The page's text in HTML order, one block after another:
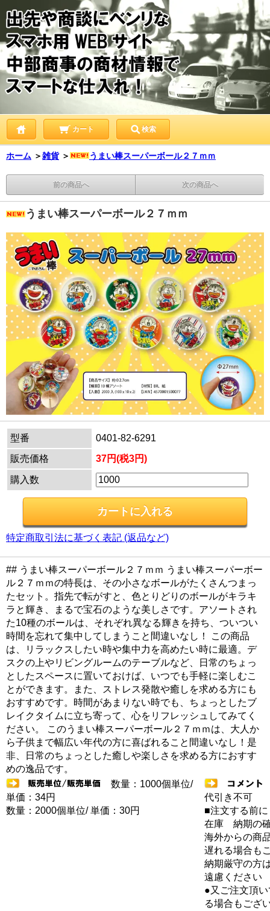
カート 検索
ホーム ＞雑貨 ＞ うまい棒スーパーボール２７ｍｍ
前の商品へ 次の商品へ
うまい棒スーパーボール２７ｍｍ
型番
0401-82-6291
販売価格
37円(税3円)
購入数
特定商取引法に基づく表記 (返品など)
## うまい棒スーパーボール２７ｍｍ うまい棒スーパーボー
ル２７ｍｍの特長は、その小さなボールがたくさんつまっ
たセット。指先で転がすと、色とりどりのボールがキラキ
ラと輝き、まるで宝石のような美しさです。アソートされ
た10種のボールは、それぞれ異なる輝きを持ち、ついつい
時間を忘れて集中してしまうこと間違いなし！ この商品
は、リラックスしたい時や集中力を高めたい時に最適。デ
スクの上やリビングルームのテーブルなど、日常のちょっ
としたスペースに置いておけば、いつでも手軽に楽しむこ
とができます。また、ストレス発散や癒しを求める方にも
おすすめです。時間があまりない時でも、ちょっとしたブ
レイクタイムに立ち寄って、心をリフレッシュしてみてく
ださい。 このうまい棒スーパーボール２７ｍｍは、大人か
ら子供まで幅広い年代の方に喜ばれること間違いなし！是
非、日常のちょっとした癒しや楽しさを求める方におすす
めの逸品です。
数量：1000個単位/
単価：34円
数量：2000個単位/ 単価：30円
代引き不可
■注文する前に
在庫 納期の
海外からの商
遅れる場合も
納期厳守の方
遠慮ください
●又ご注文頂
る場合もござ